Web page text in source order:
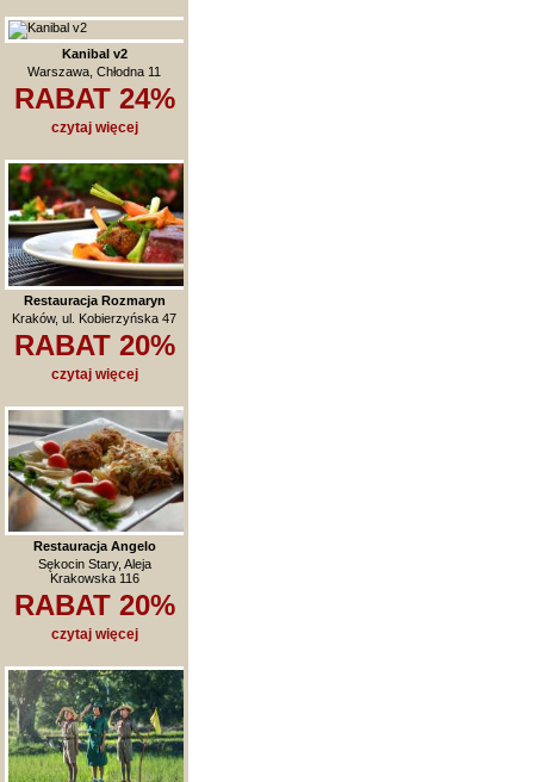
Kanibal v2
Warszawa, Chłodna 11
RABAT 24%
czytaj więcej
Restauracja Rozmaryn
Kraków, ul. Kobierzyńska 47
RABAT 20%
czytaj więcej
Restauracja Angelo
Sękocin Stary, Aleja
Krakowska 116
RABAT 20%
czytaj więcej